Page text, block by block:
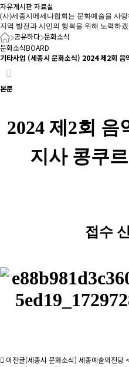
자유게시판자료실
(사)세종시메세나협회는 문화예술을 사랑
지역 발전과 시민의 행복을 위해 노력하
공유하다 문화소식
문화소식BOARD
기타사업 (세종시 문화소식) 2024 제2회
본문
2024 제2회
지사 콩쿠
접수
이전글(세종시 문화소식) 세종예술의전당